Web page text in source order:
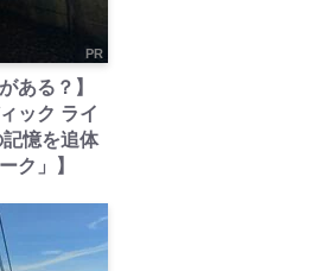
PR
ある？】
ック ライ
記憶を追体
ク」】